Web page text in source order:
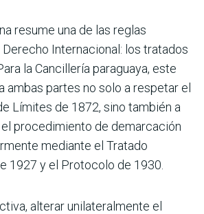
resume una de las reglas
Internacional: los tratados
la Cancillería paraguaya, este
ambas partes no solo a respetar el
Límites de 1872, sino también a
procedimiento de demarcación
mediante el Tratado
1927 y el Protocolo de 1930.
alterar unilateralmente el